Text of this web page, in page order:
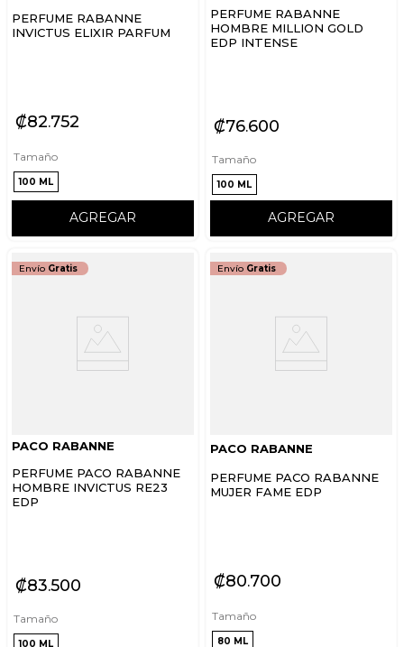
PERFUME RABANNE
INVICTUS ELIXIR PARFUM
₡82 752
Tamaño
100 ML
AGREGAR
PERFUME RABANNE
HOMBRE MILLION GOLD
EDP INTENSE
₡76600
Tamaño
100 ML
AGREGAR
Envío Gratis
PACO RABANNE
PERFUME PACO RABANNE
HOMBRE INVICTUS RE23
EDP
₡83500
Tamaño
100 ML
Envío Gratis
PACO RABANNE
PERFUME PACO RABANNE
MUJER FAME EDP
₡80 700
Tamaño
80 ML